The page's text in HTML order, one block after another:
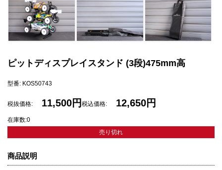
ピットディスプレイスタンド (3段)475mm高
型番: KOS50743
税抜価格: 11,500円 税込価格: 12,650円
在庫数:0
売り切れ
商品説明